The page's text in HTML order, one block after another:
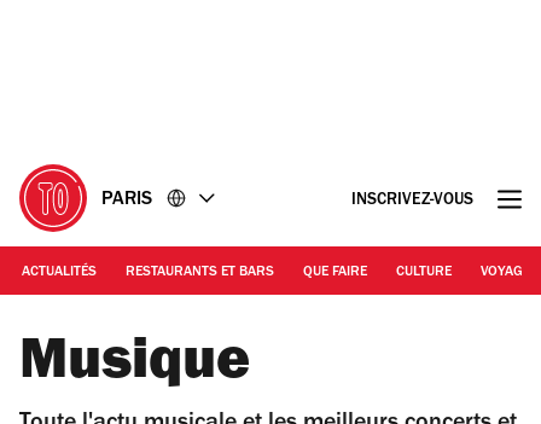
PARIS INSCRIVEZ-VOUS
ACTUALITÉS RESTAURANTS ET BARS QUE FAIRE CULTURE VOYAGE
Musique